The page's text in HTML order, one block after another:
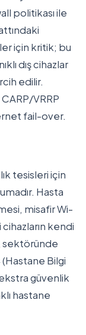
politikası ile
için kritik; bu
dış cihazlar
edilir.
VRRP
fail-over.
tesisleri için
Hasta
misafir Wi-
kendi
sektöründe
Bilgi
güvenlik
hastane